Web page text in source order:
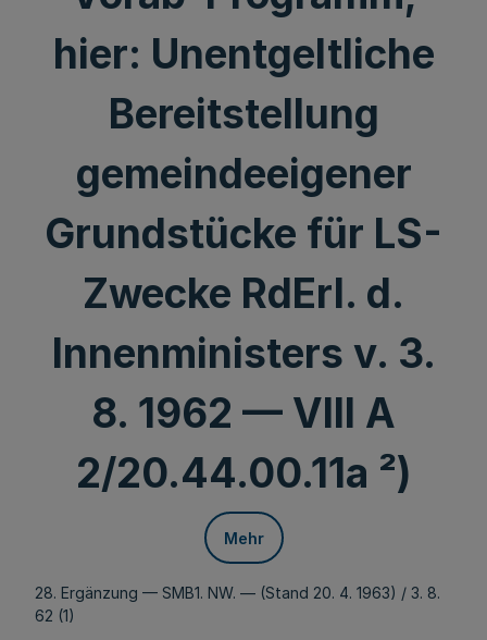
hier: Unentgeltliche
Bereitstellung
gemeindeeigener
Grundstücke für LS-
Zwecke RdErl. d.
Innenministers v. 3.
8. 1962 — VIII A
2/20.44.00.11a ²)
Mehr
28. Ergänzung — SMB1. NW. — (Stand 20. 4. 1963) / 3. 8.
62 (1)